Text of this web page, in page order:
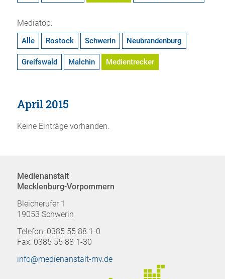
Mediatop:
Alle Rostock Schwerin Neubrandenburg
Greifswald Malchin Medientrecker
April 2015
Keine Einträge vorhanden.
Medienanstalt
Mecklenburg-Vorpommern
Bleicherufer 1
19053 Schwerin
Telefon: 0385 55 88 1-0
Fax: 0385 55 88 1-30
info@medienanstalt-mv.de